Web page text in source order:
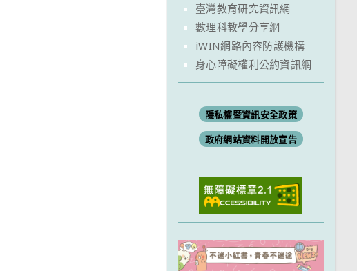
臺灣教育研究資訊網
數理科教學分享網
iWIN網路內容防護機構
身心障礙權利公約資訊網
隱私權暨資訊安全政策
政府網站資料開放宣告